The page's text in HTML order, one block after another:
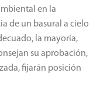
en la
de un basural a cielo
la mayoría,
su aprobación,
fijarán posición